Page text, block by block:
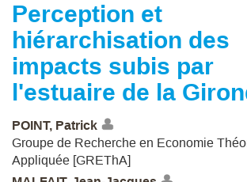
Perception et
hiérarchisation des
impacts subis par
l'estuaire de la
POINT, Patrick
Groupe de Recherche en Economie
Appliquée [GREThA]